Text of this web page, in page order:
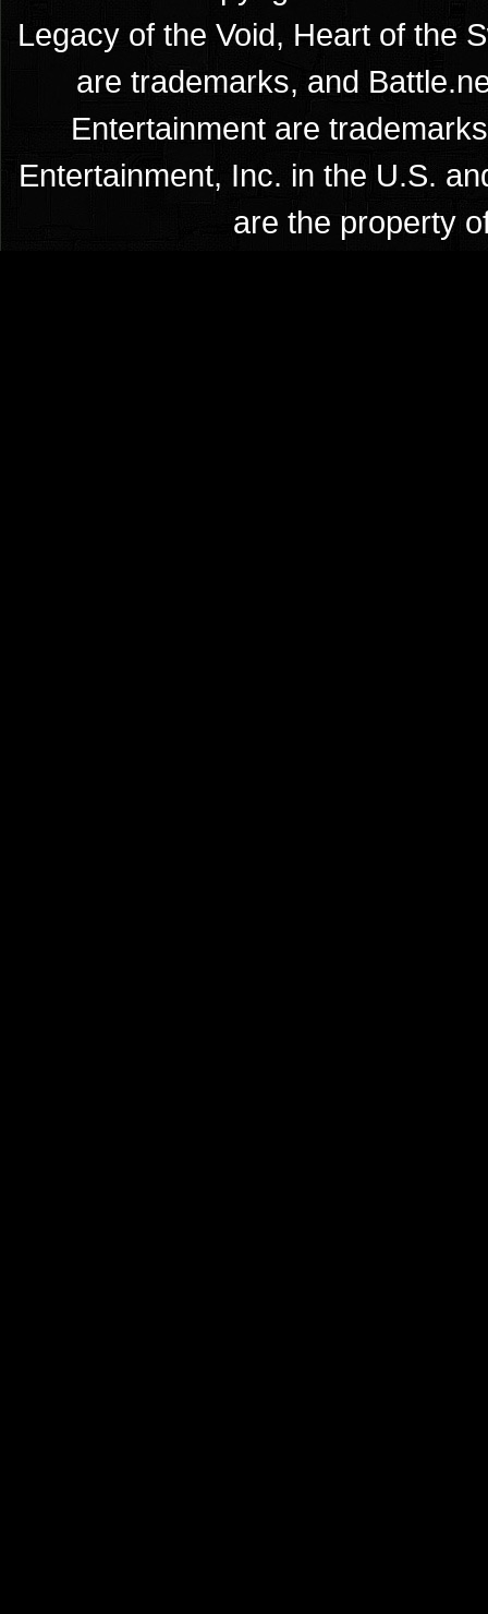
Legacy of the Void, Heart of the
are trademarks, and
Entertainment are
Entertainment, Inc. in the U.S.
are the property